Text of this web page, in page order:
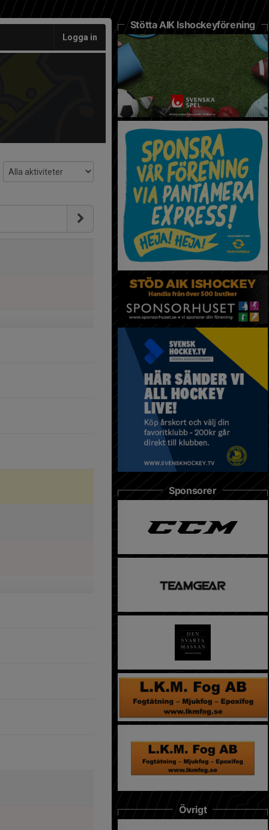
Logga in
Stötta AIK Ishockeyförening
Sponsorer
Övrigt